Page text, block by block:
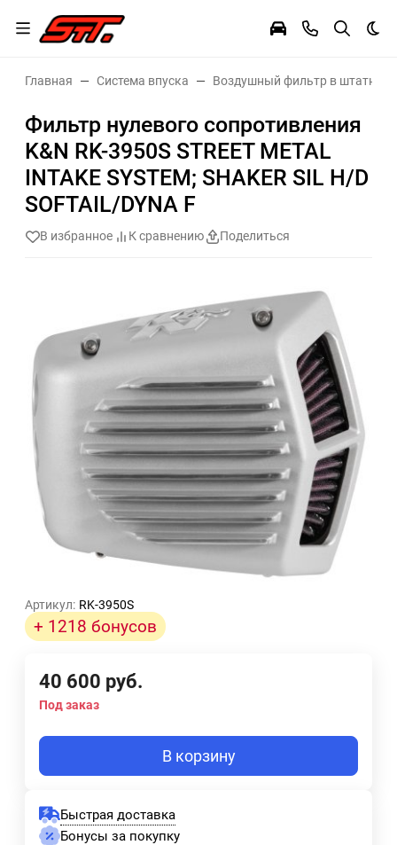
Главная Система впуска Воздушный фильтр в штатное
Фильтр нулевого сопротивления
K&N RK-3950S STREET METAL
INTAKE SYSTEM; SHAKER SIL H/D
SOFTAIL/DYNA F
В избранное К сравнению Поделиться
Артикул: RK-3950S
+ 1218 бонусов
40 600 руб.
Под заказ
В корзину
Быстрая доставка
Бонусы за покупку